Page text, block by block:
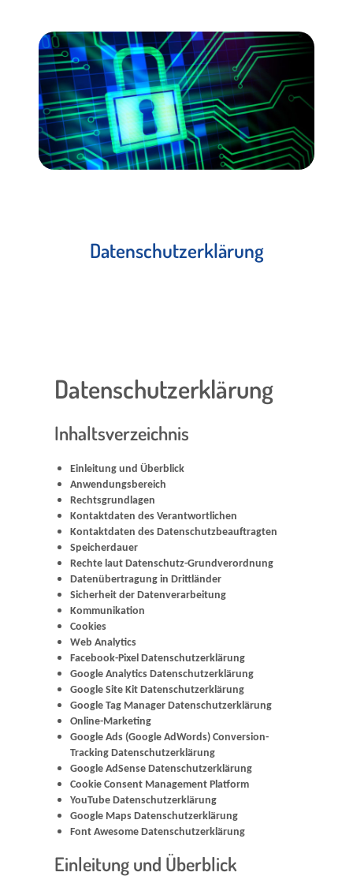
Datenschutzerklärung
Datenschutzerklärung
Inhaltsverzeichnis
Einleitung und Überblick
Anwendungsbereich
Rechtsgrundlagen
Kontaktdaten des Verantwortlichen
Kontaktdaten des Datenschutzbeauftragten
Speicherdauer
Rechte laut Datenschutz-Grundverordnung
Datenübertragung in Drittländer
Sicherheit der Datenverarbeitung
Kommunikation
Cookies
Web Analytics
Facebook-Pixel Datenschutzerklärung
Google Analytics Datenschutzerklärung
Google Site Kit Datenschutzerklärung
Google Tag Manager Datenschutzerklärung
Online-Marketing
Google Ads (Google AdWords) Conversion-
Tracking Datenschutzerklärung
Google AdSense Datenschutzerklärung
Cookie Consent Management Platform
YouTube Datenschutzerklärung
Google Maps Datenschutzerklärung
Font Awesome Datenschutzerklärung
Einleitung und Überblick